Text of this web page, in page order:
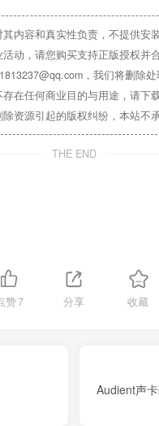
内容和真实性负责，不提供安
动，请您购买支持正版授权并
，我们将删除处
在任何商业目的与用途，请下
资源引起的版权纠纷，本站不
THE END
赞7 分享 收藏
Audient声